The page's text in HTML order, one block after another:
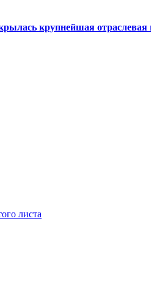
крупнейшая
листа